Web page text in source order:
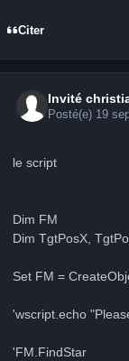
Citer
Invité
Posté(e) 19
le script
Dim FM
Dim TgtPosX,
Set FM =
'wscript.echo
'FM.FindStar